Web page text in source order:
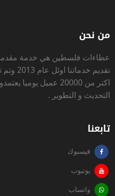
من نحن
عطاءات فلسطينهي خدمة
تقديم
اكتر من 20000 عميل
التحديث و التطوير .
تابعنا
فيسبوك
يوتيوب
واتساب